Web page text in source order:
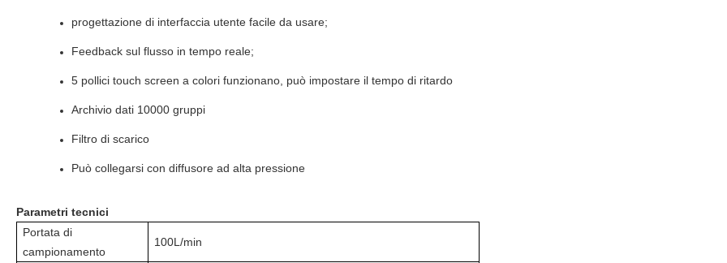
progettazione di interfaccia utente facile da usare;
Feedback sul flusso in tempo reale;
5 pollici touch screen a colori funzionano, può impostare il tempo di ritardo
Archivio dati 10000 gruppi
Filtro di scarico
Può collegarsi con diffusore ad alta pressione
Parametri tecnici
Portata di
campionamento
100L/min